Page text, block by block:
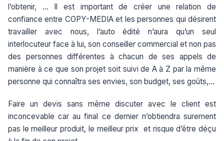
l’obtenir, … Il est important de créer une relation de
confiance entre COPY-MEDIA et les personnes qui désirent
travailler avec nous, l’auto édité n’aura qu’un seul
interlocuteur face à lui, son conseiller commercial et non pas
des personnes différentes à chacun de ses appels de
manière à ce que son projet soit suivi de A à Z par la même
personne qui connaîtra ses envies, son budget, ses goûts,…
Faire un devis sans même discuter avec le client est
inconcevable car au final ce dernier n’obtiendra surement
pas le meilleur produit, le meilleur prix et risque d’être déçu